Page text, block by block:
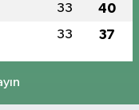
33 40
33 37